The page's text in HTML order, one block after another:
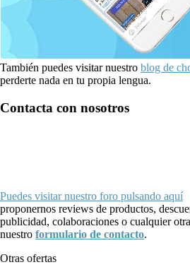
También puedes visitar nuestro blog de
perderte nada en tu propia lengua.
Contacta con nosotros
Puedes visitar nuestro foro pulsando aquí
proponernos reviews de productos,
publicidad, colaboraciones o cualquier
nuestro formulario de contacto.
Otras ofertas